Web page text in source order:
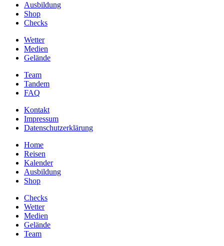
Ausbildung
Shop
Checks
Wetter
Medien
Gelände
Team
Tandem
FAQ
Kontakt
Impressum
Datenschutzerklärung
Home
Reisen
Kalender
Ausbildung
Shop
Checks
Wetter
Medien
Gelände
Team